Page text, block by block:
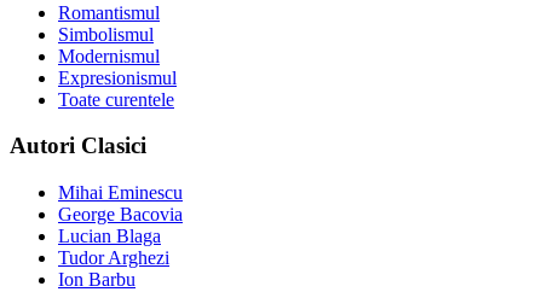
Romantismul
Simbolismul
Modernismul
Expresionismul
Toate curentele
Autori Clasici
Mihai Eminescu
George Bacovia
Lucian Blaga
Tudor Arghezi
Ion Barbu